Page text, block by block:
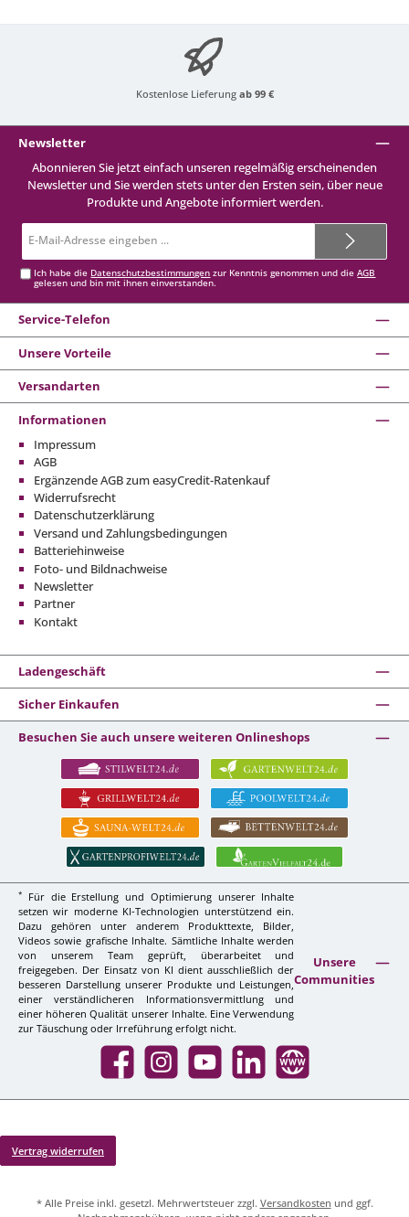
Kostenlose Lieferung ab 99 €
Newsletter
Abonnieren Sie jetzt einfach unseren regelmäßig erscheinenden
Newsletter und Sie werden stets unter den Ersten sein, über neue
Produkte und Angebote informiert werden.
Mail-
Ich habe die Datenschutzbestimmungen zur Kenntnis genommen und dieAGB
gelesen und bin mit ihnen einverstanden.
Service-Telefon
Unsere Vorteile
Versandarten
Informationen
Impressum
AGB
Ergänzende AGB zum easyCredit-Ratenkauf
Widerrufsrecht
Datenschutzerklärung
Versand und Zahlungsbedingungen
Batteriehinweise
Foto- und Bildnachweise
Newsletter
Partner
Kontakt
Ladengeschäft
Sicher Einkaufen
Besuchen Sie auch unsere weiteren Onlineshops
*
Für die Erstellung und Optimierung unserer Inhalte
setzen wir moderne KI-Technologien unterstützend ein.
Dazu gehören unter anderem Produkttexte, Bilder,
Videos sowie grafische Inhalte. Sämtliche Inhalte werden
von unserem Team geprüft, überarbeitet und
freigegeben. Der Einsatz von KI dient ausschließlich der
besseren Darstellung unserer Produkte und Leistungen,
einer verständlicheren Informationsvermittlung und
einer höheren Qualität unserer Inhalte. Eine Verwendung
zur Täuschung oder Irreführung erfolgt nicht.
Unsere
Communities
Facebook InstagramYouTube LinkedIn Website
Vertrag widerrufen
* Alle Preise inkl. gesetzl. Mehrwertsteuer zzgl. Versandkosten und ggf.